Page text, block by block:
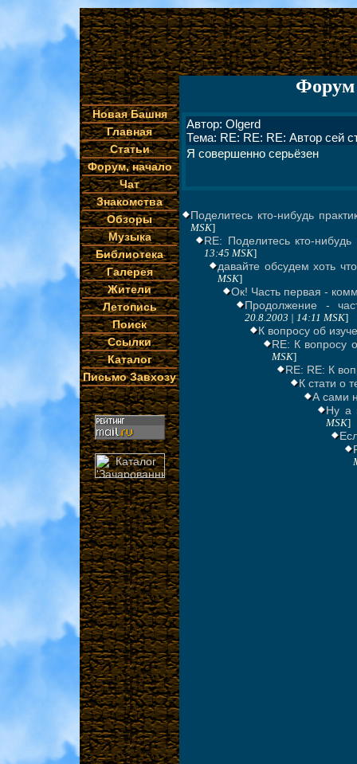
Новая Башня
Главная
Статьи
Форум, начало
Чат
Знакомства
Обзоры
Музыка
Библиотека
Галерея
Жители
Летопись
Поиск
Ссылки
Каталог
Письмо Завхозу
Форум
Автор: Olgerd
Тема: RE: RE: RE: Автор сей
Я совершенно серьёзен
Поделитесь кто-нибудь
MSK]
RE: Поделитесь кто-
13:45 MSK]
давайте обсудем хоть
MSK]
Ок! Часть первая -
Продолжение -
20.8.2003 | 14:11 MSK]
К вопросу об
RE: К вопросу
MSK]
RE: RE: К
К стати о
А сами
Ну а
MSK]